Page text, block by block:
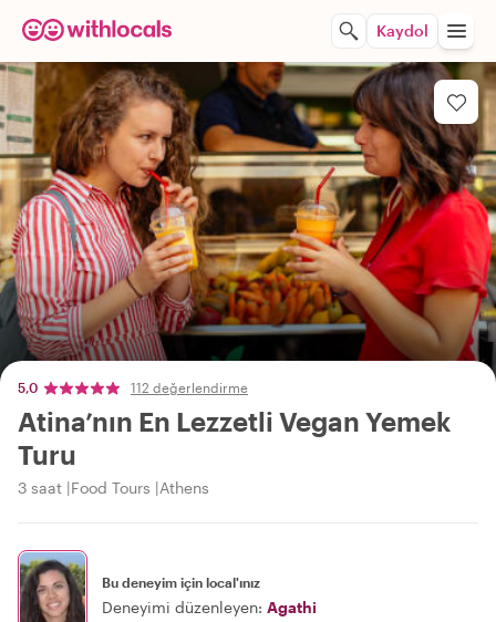
Kaydol
5,0 112 değerlendirme
Atina’nın En Lezzetli Vegan Yemek
Turu
3 saat Food Tours Athens
Bu deneyim için local'ınız
Deneyimi düzenleyen: Agathi